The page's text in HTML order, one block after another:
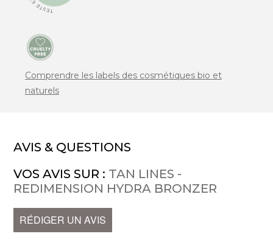
Comprendre les labels des cosmétiques bio et
naturels
AVIS & QUESTIONS
VOS AVIS SUR : TAN LINES -
REDIMENSION HYDRA BRONZER
RÉDIGER UN AVIS